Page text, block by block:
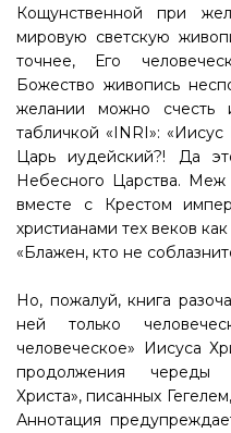
Кощунственной при
мировую светскую
точнее, Его
Божество живопись
желании можно счесть
табличкой «INRI»:
Царь иудейский?! Да
Небесного Царства. Меж
вместе с Крестом
христианами тех веков как
«Блажен, кто не
Но, пожалуй, книга
ней только
человеческое» Иисуса
продолжения череды
Христа», писанных
Аннотация